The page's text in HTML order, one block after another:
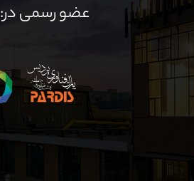
عضو رسمی در: